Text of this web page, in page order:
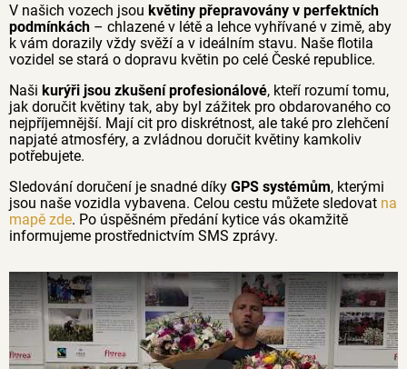
V našich vozech jsou květiny přepravovány v perfektních
podmínkách – chlazené v létě a lehce vyhřívané v zimě, aby
k vám dorazily vždy svěží a v ideálním stavu. Naše flotila
vozidel se stará o dopravu květin po celé České republice.
Naši kurýři jsou zkušení profesionálové, kteří rozumí tomu,
jak doručit květiny tak, aby byl zážitek pro obdarovaného co
nejpříjemnější. Mají cit pro diskrétnost, ale také pro zlehčení
napjaté atmosféry, a zvládnou doručit květiny kamkoliv
potřebujete.
Sledování doručení je snadné díky GPS systémům, kterými
jsou naše vozidla vybavena. Celou cestu můžete sledovat na
mapě zde. Po úspěšném předání kytice vás okamžitě
informujeme prostřednictvím SMS zprávy.